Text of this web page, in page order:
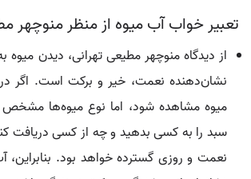
تعبیر خواب آب میوه از منظر منوچهر
از دیدگاه منوچهر مطیعی تهرانی، دیدن میوه
نشان‌دهنده نعمت، خیر و برکت است. اگر
میوه مشاهده شود، اما نوع میوه‌ها
سبد را به کسی بدهید و چه از کسی دریافت
نعمت و روزی گسترده خواهد بود. بنابراین،